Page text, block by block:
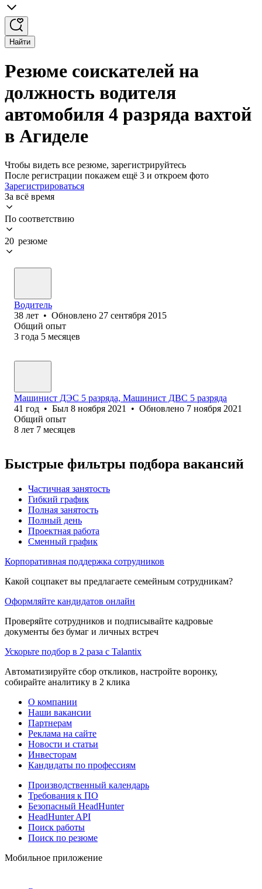
Найти
Резюме соискателей на
должность водителя
автомобиля 4 разряда вахтой
в Агиделе
Чтобы видеть все резюме, зарегистрируйтесь
После регистрации покажем ещё 3 и откроем фото
Зарегистрироваться
За всё время
По соответствию
20 резюме
Водитель
38 лет • Обновлено 27 сентября 2015
Общий опыт
3 года 5 месяцев
Машинист ДЭС 5 разряда, Машинист ДВС 5 разряда
41 год • Был 8 ноября 2021 • Обновлено 7 ноября 2021
Общий опыт
8 лет 7 месяцев
Быстрые фильтры подбора вакансий
Частичная занятость
Гибкий график
Полная занятость
Полный день
Проектная работа
Сменный график
Корпоративная поддержка сотрудников
Какой соцпакет вы предлагаете семейным сотрудникам?
Оформляйте кандидатов онлайн
Проверяйте сотрудников и подписывайте кадровые
документы без бумаг и личных встреч
Ускорьте подбор в 2 раза с Talantix
Автоматизируйте сбор откликов, настройте воронку,
собирайте аналитику в 2 клика
О компании
Наши вакансии
Партнерам
Реклама на сайте
Новости и статьи
Инвесторам
Кандидаты по профессиям
Производственный календарь
Требования к ПО
Безопасный HeadHunter
HeadHunter API
Поиск работы
Поиск по резюме
Мобильное приложение